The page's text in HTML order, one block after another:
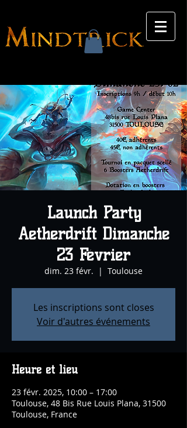
Launch Party
Aetherdrift Dimanche
23 Février
dim. 23 févr.
  |
Toulouse
Les inscriptions sont closes
Voir d'autres événements
Heure et lieu
23 févr. 2025, 10:00 – 17:00
Toulouse, 48 Bis Rue Louis Plana, 31500
Toulouse, France